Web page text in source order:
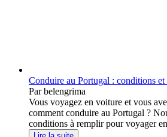
Conduire au Portugal : conditions et
Par belengrima
Vous voyagez en voiture et vous
comment conduire au Portugal ?
conditions à remplir pour voyager